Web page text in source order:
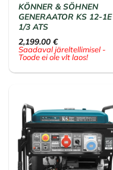
KÖNNER & SÖHNEN
GENERAATOR KS 12-1E
1/3 ATS
2,199.00€
Saadaval järeltellimisel -
Toode ei ole vlt laos!